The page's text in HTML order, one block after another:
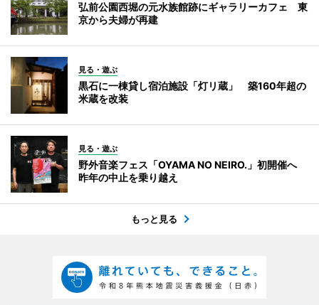
弘前公園西堀の元水族館跡にギャラリーカフェ 東
京から夫婦が再建
見る・遊ぶ
黒石に一棟貸し宿泊施設「灯リ蔵」 築160年超の
米蔵を改装
見る・遊ぶ
野外音楽フェス「OYAMA NO NEIRO.」初開催へ
昨年の中止を乗り越え
もっと見る